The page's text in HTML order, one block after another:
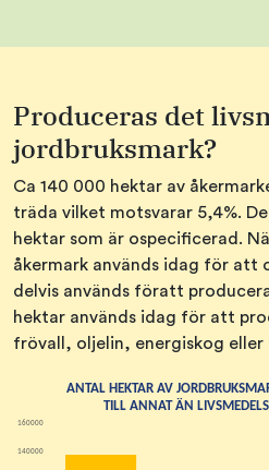
Produceras det
jordbruksmark?
Ca 140 000 hektar av
träda vilket motsvarar 5,4%.
hektar som är ospecificerad.
åkermark används idag för att
delvis används föratt
hektar används idag för att
frövall, oljelin, energiskog eller